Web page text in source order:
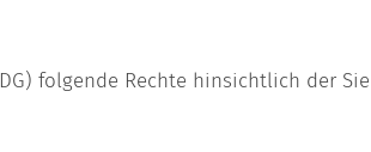
folgende Rechte hinsichtlich der